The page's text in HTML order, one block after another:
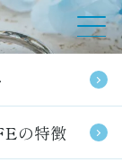
の特徴
の特徴